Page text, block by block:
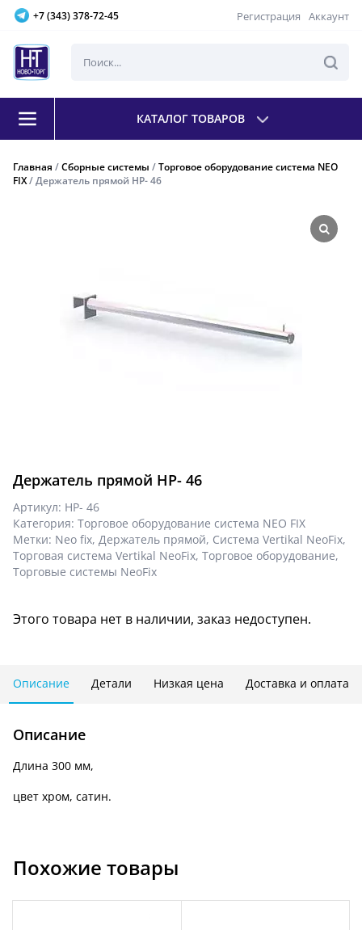
+7 (343) 378-72-45 Регистрация Аккаунт
КАТАЛОГ ТОВАРОВ
Главная /Сборные системы /Торговое оборудование система NEO
FIX/ Держатель прямой НР- 46
Держатель прямой НР- 46
Артикул: НР- 46
Категория: Торговое оборудование система NEO FIX
Метки: Neo fix, Держатель прямой, Система Vertikal NeoFix,
Торговая система Vertikal NeoFix, Торговое оборудование,
Торговые системы NeoFix
Этого товара нет в наличии, заказ недоступен.
Описание Детали Низкая цена Доставка и оплата
Описание
Длина 300 мм,
цвет хром, сатин.
Похожие товары